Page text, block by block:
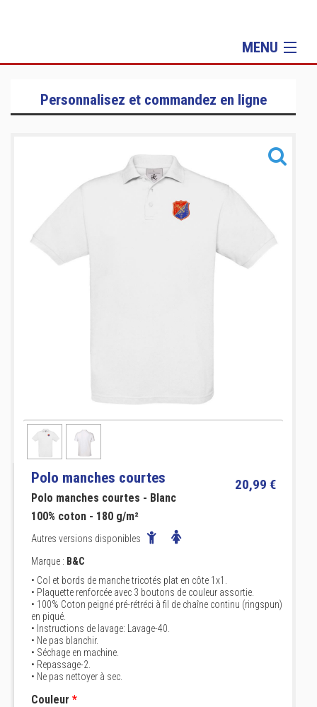
MENU
Tenue
Informations
Personnalisez et commandez en ligne
Polo manches courtes 20,99 €
Polo manches courtes - Blanc
100% coton - 180 g/m²
Autres versions disponibles
Marque : B&C
• Col et bords de manche tricotés plat en côte 1x1.
• Plaquette renforcée avec 3 boutons de couleur assortie.
• 100% Coton peigné pré-rétréci à fil de chaîne continu (ringspun)
en piqué.
• Instructions de lavage: Lavage-40.
• Ne pas blanchir.
• Séchage en machine.
• Repassage-2.
• Ne pas nettoyer à sec.
Couleur *